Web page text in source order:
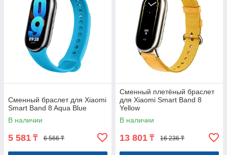
Сменный браслет для Xiaomi
Smart Band 8 Aqua Blue
В наличии
5 581 ₸ 6 566 ₸
Сменный плетёный браслет
для Xiaomi Smart Band 8
Yellow
В наличии
13 801 ₸ 16 236 ₸